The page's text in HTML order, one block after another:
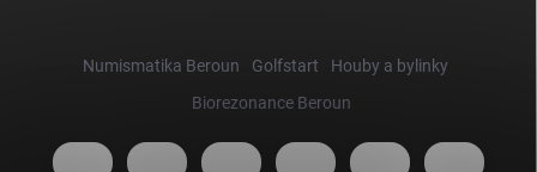
Numismatika Beroun Golfstart
Houby a bylinky
Biorezonance Beroun